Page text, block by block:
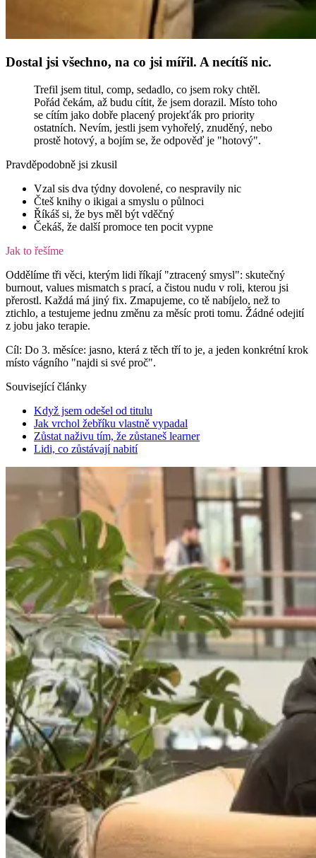
Dostal jsi všechno, na co jsi mířil. A necítíš nic.
Trefil jsem titul, comp, sedadlo, co jsem roky chtěl.
Pořád čekám, až budu cítit, že jsem dorazil. Místo toho
se cítím jako dobře placený projekťák pro priority
ostatních. Nevím, jestli jsem vyhořelý, znuděný, nebo
prostě hotový, a bojím se, že odpověď je "hotový".
Pravděpodobně jsi zkusil
Vzal sis dva týdny dovolené, co nespravily nic
Čteš knihy o ikigai a smyslu o půlnoci
Říkáš si, že bys měl být vděčný
Čekáš, že další promoce ten pocit vypne
Jak to řešíme
Oddělíme tři věci, kterým lidi říkají "ztracený smysl": skutečný
burnout, values mismatch s prací, a čistou nudu v roli, kterou jsi
přerostl. Každá má jiný fix. Zmapujeme, co tě nabíjelo, než to
ztichlo, a testujeme jednu změnu za měsíc proti tomu. Žádné odejití
z jobu jako terapie.
Cíl: Do 3. měsíce: jasno, která z těch tří to je, a jeden konkrétní krok
místo vágního "najdi si své proč".
Související články
Když jsem odešel od titulu
Jak vrchol žebříku vlastně vypadal
Zůstat naživu tím, že zůstaneš learner
Lidi, co zůstávají nabití